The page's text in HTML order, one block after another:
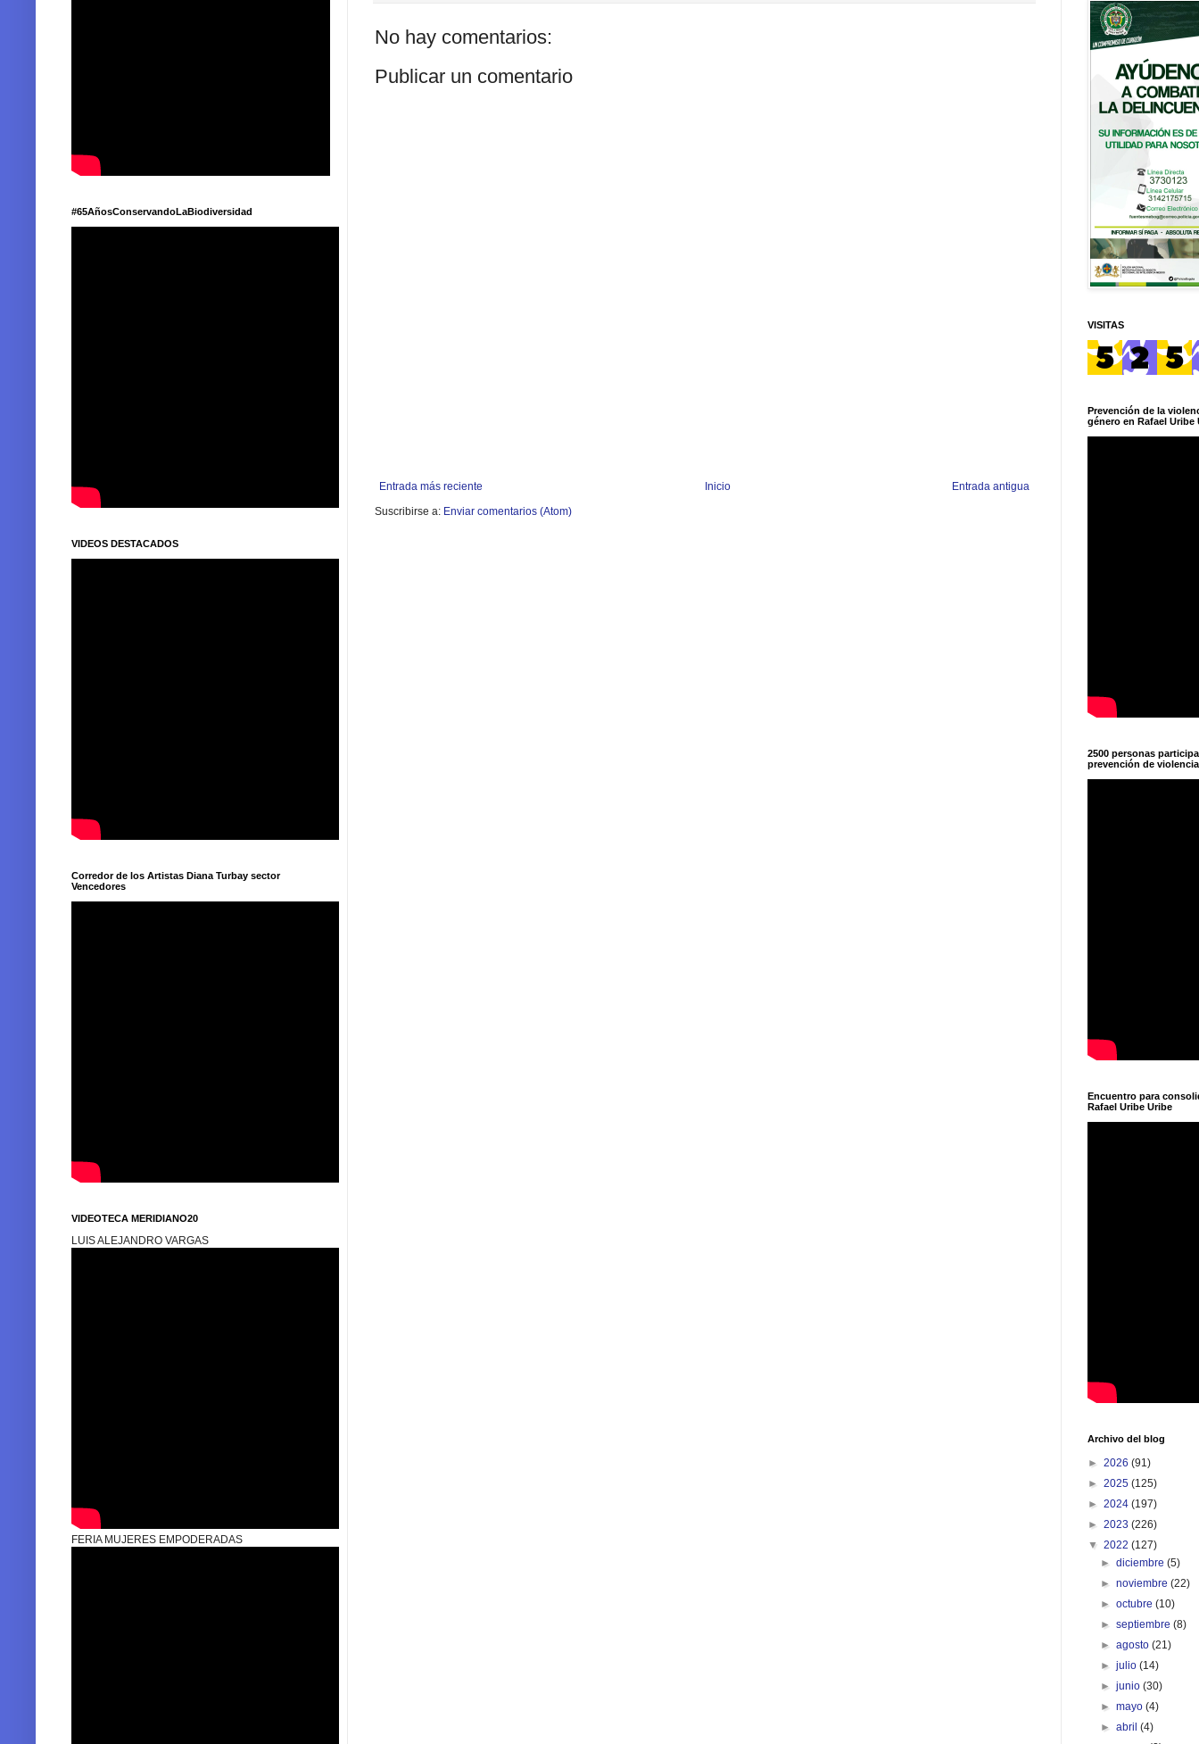
No hay comentarios:
Publicar un comentario
Entrada más reciente Entrada antigua
Inicio
Suscribirse a: Enviar comentarios (Atom)
#65AñosConservandoLaBiodiversidad
VIDEOS DESTACADOS
Corredor de los Artistas Diana Turbay sector
Vencedores
VIDEOTECA MERIDIANO20
LUIS ALEJANDRO VARGAS
FERIA MUJERES EMPODERADAS
VISITAS
Prevención de la
género en Rafael Uribe
2500 personas
prevención de
Encuentro para
Rafael Uribe Uribe
Archivo del blog
► 2026 (91)
► 2025 (125)
► 2024 (197)
► 2023 (226)
▼ 2022 (127)
►diciembre(5)
►noviembre(22)
►octubre(10)
►septiembre(8)
►agosto(21)
►julio(14)
►junio(30)
►mayo(4)
►abril(4)